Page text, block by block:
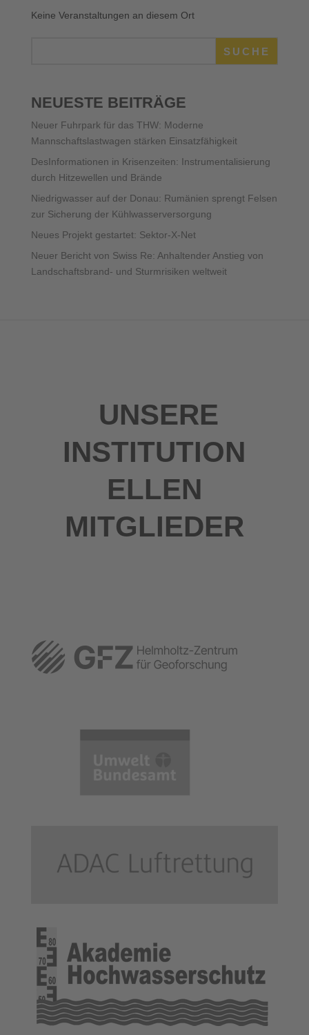
Keine Veranstaltungen an diesem Ort
SUCHE
NEUESTE BEITRÄGE
Neuer Fuhrpark für das THW: Moderne
Mannschaftslastwagen stärken Einsatzfähigkeit
DesInformationen in Krisenzeiten: Instrumentalisierung
durch Hitzewellen und Brände
Niedrigwasser auf der Donau: Rumänien sprengt Felsen
zur Sicherung der Kühlwasserversorgung
Neues Projekt gestartet: Sektor-X-Net
Neuer Bericht von Swiss Re: Anhaltender Anstieg von
Landschaftsbrand- und Sturmrisiken weltweit
UNSERE
INSTITUTION
ELLEN
MITGLIEDER